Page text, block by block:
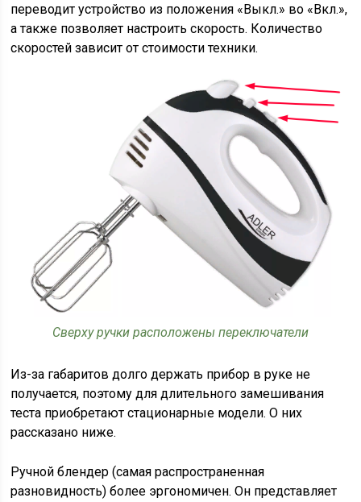
переводит устройство из положения «Выкл.» во «Вкл.»,
а также позволяет настроить скорость. Количество
скоростей зависит от стоимости техники.
Сверху ручки расположены переключатели
Из-за габаритов долго держать прибор в руке не
получается, поэтому для длительного замешивания
теста приобретают стационарные модели. О них
рассказано ниже.
Ручной блендер (самая распространенная
разновидность) более эргономичен. Он представляет